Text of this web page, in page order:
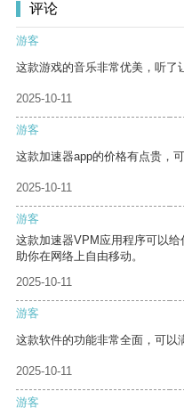
评论
游客
这款游戏的音乐非常优美，听了
2025-10-11
游客
这款加速器app的价格有点贵，
2025-10-11
游客
这款加速器VPM应用程序可以
助你在网络上自由移动。
2025-10-11
游客
这款软件的功能非常全面，可以
2025-10-11
游客